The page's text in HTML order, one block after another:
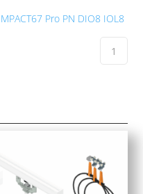
Pro PN DIO8 IOL8